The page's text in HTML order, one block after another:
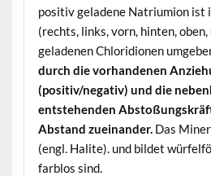
positiv geladene Natriumion ist
(rechts, links, vorn, hinten,
geladenen Chloridionen
durch die vorhandenen
(positiv/negativ) und die
entstehenden
Abstand zueinander. Das
(engl. Halite). und bildet
farblos sind.